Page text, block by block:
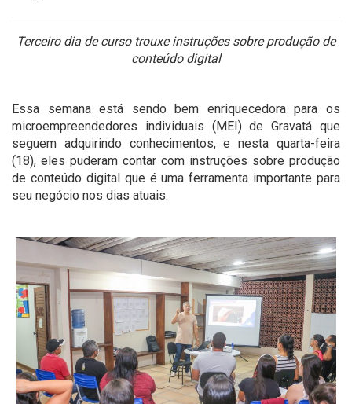
Terceiro dia de curso trouxe instruções sobre produção de
conteúdo digital
Essa semana está sendo bem enriquecedora para os
microempreendedores individuais (MEI) de Gravatá que
seguem adquirindo conhecimentos, e nesta quarta-feira
(18), eles puderam contar com instruções sobre produção
de conteúdo digital que é uma ferramenta importante para
seu negócio nos dias atuais.